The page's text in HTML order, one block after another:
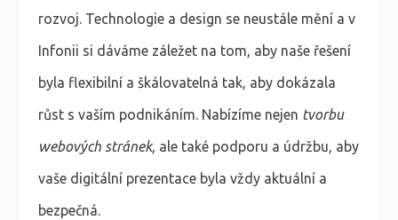
rozvoj. Technologie a design se neustále mění a v
Infonii si dáváme záležet na tom, aby naše řešení
byla flexibilní a škálovatelná tak, aby dokázala
růst s vaším podnikáním. Nabízíme nejen tvorbu
webových stránek, ale také podporu a údržbu, aby
vaše digitální prezentace byla vždy aktuální a
bezpečná.